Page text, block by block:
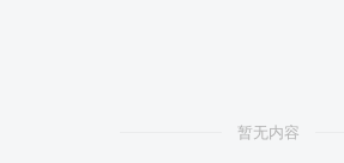
暂无内容